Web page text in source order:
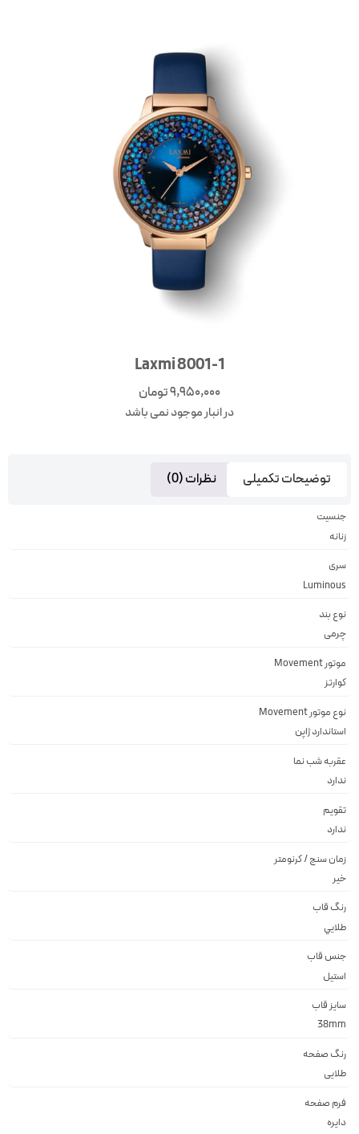
Laxmi 8001-1
9,950,000تومان
در انبار موجود نمی باشد
توضیحات تکمیلی نظرات (0)
جنسیت
زنانه
سری
Luminous
نوع بند
چرمی
موتور Movement
کوارتز
نوع موتور Movement
استاندارد ژاپن
عقربه شب نما
ندارد
تقویم
ندارد
زمان سنج / کرنومتر
خیر
رنگ قاب
طلايي
جنس قاب
استيل
سایز قاب
38mm
رنگ صفحه
طلايى
فرم صفحه
دايره